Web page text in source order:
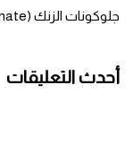
جلوكونات الزنك (Zinc Gluconate)
أحدث التعليقات